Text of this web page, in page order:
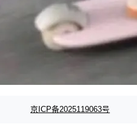
/ Linu
solon.noea
与代码历史的
接口契约、业
乃至数百个文
网络。传统的
仓理解"瓶京ICP备2025119063号